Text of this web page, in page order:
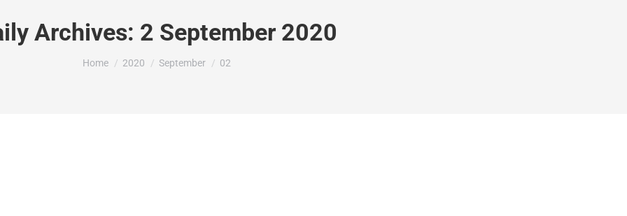
Archives: 2 September 2020
You are here:
Home 2020 September 02